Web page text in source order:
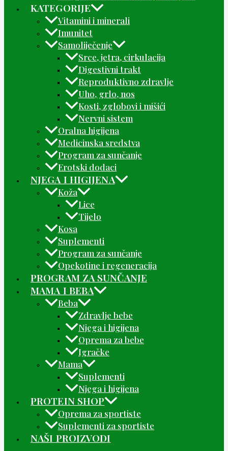
KATEGORIJE
Vitamini i minerali
Imunitet
Samoliječenje
Srce, jetra, cirkulacija
Digestivni trakt
Reproduktivno zdravlje
Uho, grlo, nos
Kosti, zglobovi i mišići
Nervni sistem
Oralna higijena
Medicinska sredstva
Program za sunčanje
Erotski dodaci
NJEGA I HIGIJENA
Koža
Lice
Tijelo
Kosa
Suplementi
Program za sunčanje
Opekotine i regeneracija
PROGRAM ZA SUNČANJE
MAMA I BEBA
Beba
Zdravlje bebe
Njega i higijena
Oprema za bebe
Igračke
Mama
Suplementi
Njega i higijena
PROTEIN SHOP
Oprema za sportiste
Suplementi za sportiste
NAŠI PROIZVODI